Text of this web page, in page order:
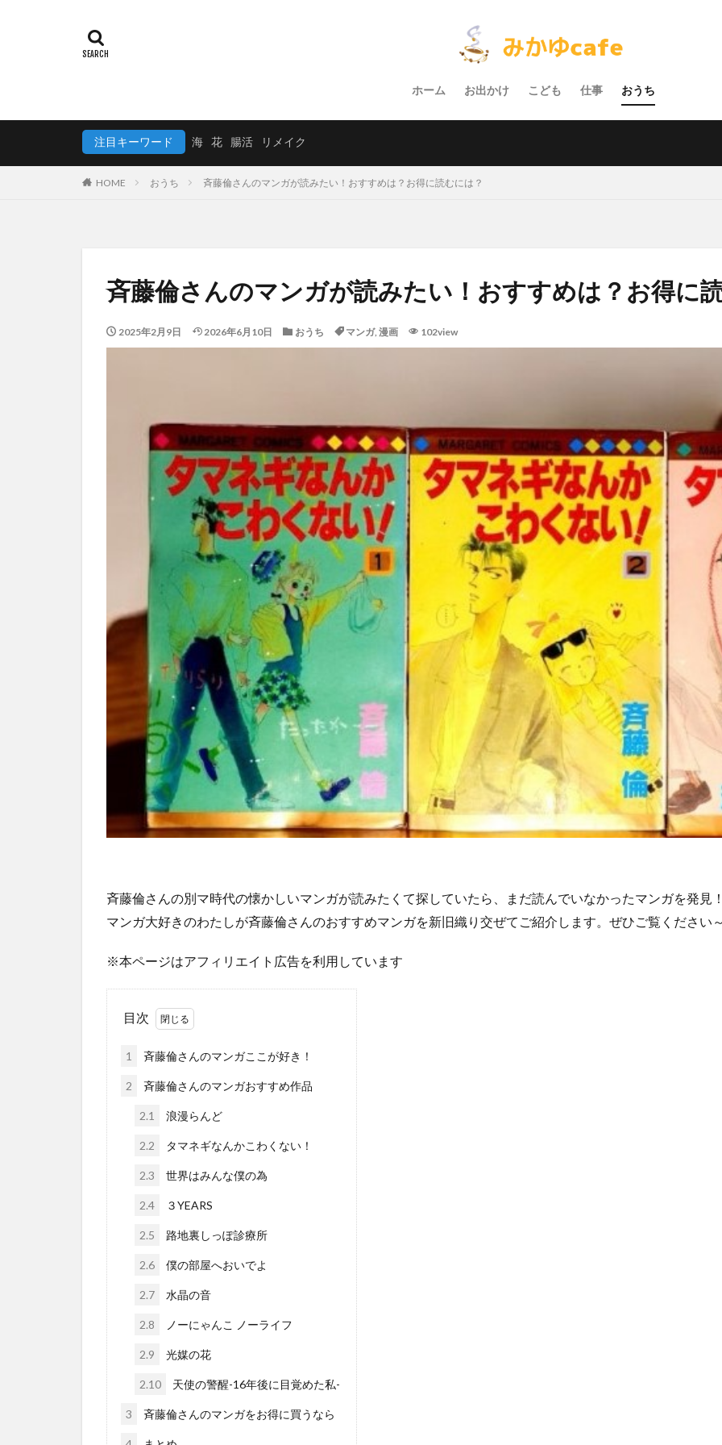
ホーム お出かけ こども 仕事 おうち
注目キーワード 海 花 腸活 リメイク
HOME おうち 斉藤倫さんのマンガが読みたい！おすすめは？お得に読むには？
斉藤倫さんのマンガが読みたい！おすすめは？お得に
2025年2月9日 2026年6月10日 おうち マンガ, 漫画 102view
斉藤倫さんの別マ時代の懐かしいマンガが読みたくて探していたら、まだ読んでいなかったマンガを発見
マンガ大好きのわたしが斉藤倫さんのおすすめマンガを新旧織り交ぜてご紹介します。ぜひご覧ください
※本ページはアフィリエイト広告を利用しています
目次
1 斉藤倫さんのマンガここが好き！
2 斉藤倫さんのマンガおすすめ作品
2.1 浪漫らんど
2.2 タマネギなんかこわくない！
2.3 世界はみんな僕の為
2.4 ３YEARS
2.5 路地裏しっぽ診療所
2.6 僕の部屋へおいでよ
2.7 水晶の音
2.8 ノーにゃんこ ノーライフ
2.9 光媒の花
2.10 天使の警醒-16年後に目覚めた私-
3 斉藤倫さんのマンガをお得に買うなら